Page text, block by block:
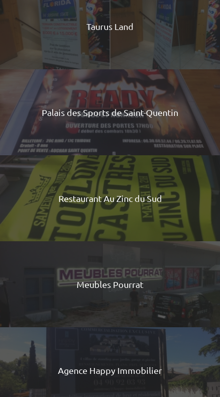
Taurus Land
Palais des Sports de Saint-Quentin
Restaurant Au Zinc du Sud
Meubles Pourrat
Agence Happy Immobilier